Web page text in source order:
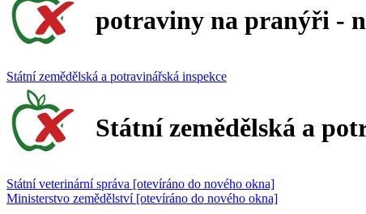
potraviny na pranýři -
Státní zemědělská a potravinářská inspekce
Státní zemědělská a
Státní veterinární správa [otevíráno do nového okna]
Ministerstvo zemědělství [otevíráno do nového okna]